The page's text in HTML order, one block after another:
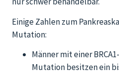
Einige Zahlen zum
Mutation:
Männer mit einer
Mutation besitzen ein